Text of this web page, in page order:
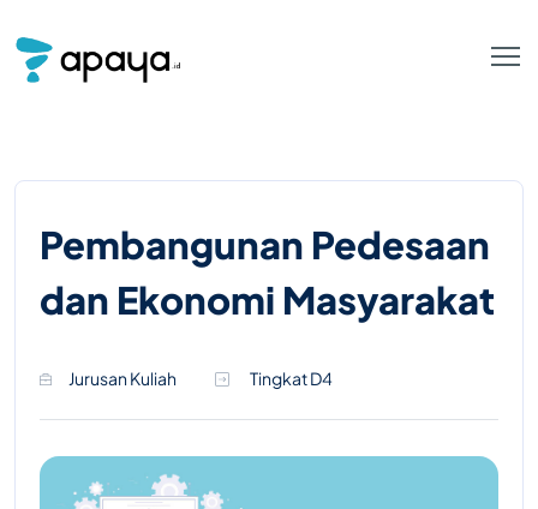
Pembangunan Pedesaan
dan Ekonomi Masyarakat
Jurusan Kuliah Tingkat D4